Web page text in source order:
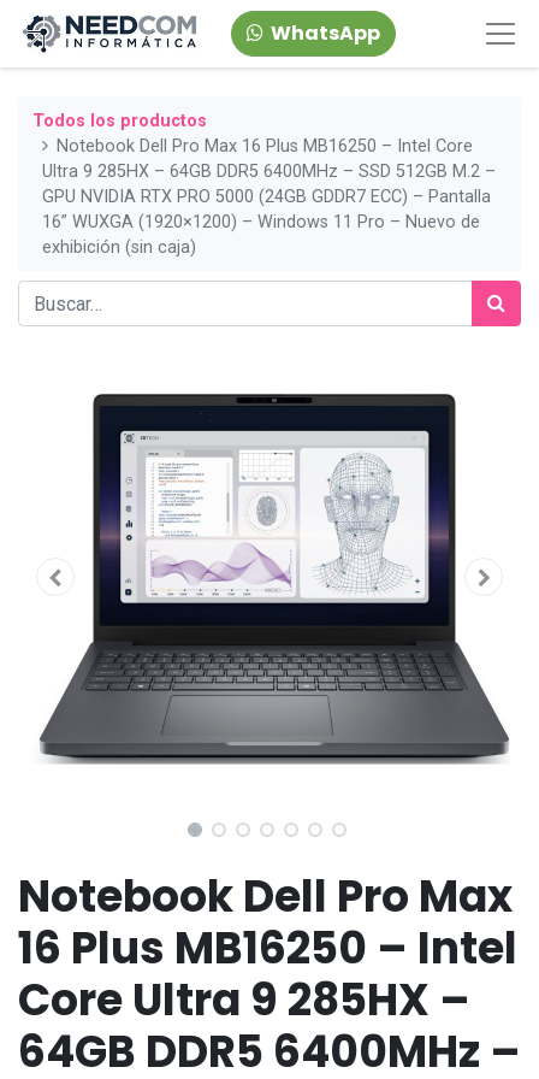
WhatsApp
Todos los productos
Notebook Dell Pro Max 16 Plus MB16250 – Intel Core
Ultra 9 285HX – 64GB DDR5 6400MHz – SSD 512GB M.2 –
GPU NVIDIA RTX PRO 5000 (24GB GDDR7 ECC) – Pantalla
16” WUXGA (1920×1200) – Windows 11 Pro – Nuevo de
exhibición (sin caja)
Notebook Dell Pro Max
16 Plus MB16250 – Intel
Core Ultra 9 285HX –
64GB DDR5 6400MHz –